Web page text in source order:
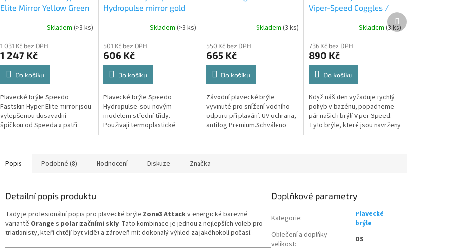
Elite Mirror Yellow Green
Skladem (>3 ks)
1 031 Kč bez DPH
1 247 Kč
Do košíku
Plavecké brýle Speedo
Fastskin Hyper Elite mirror jsou
vylepšenou dosavadní
špičkou od Speeda a patří
Hydropulse mirror gold
Skladem (>3 ks)
501 Kč bez DPH
606 Kč
Do košíku
Plavecké brýle Speedo
Hydropulse jsou novým
modelem střední třídy.
Používají termoplastické
Skladem(3 ks)
550 Kč bez DPH
665 Kč
Do košíku
Závodní plavecké brýle
vyvinuté pro snížení vodního
odporu při plavání. UV ochrana,
antifog Premium.Schváleno
Viper-Speed Goggles /
Mirror Lens / OS A
Skladem (3 ks)
736 Kč bez DPH
890 Kč
Do košíku
Když náš den vyžaduje rychlý
pohyb v bazénu, popadneme
pár našich brýlí Viper Speed.
Tyto brýle, které jsou navrženy
Další
produkt
Popis Podobné (8) Hodnocení Diskuze Značka
Detailní popis produktu
Tady je profesionální popis pro plavecké brýle Zone3 Attackv energické barevné
variantě Orange s polarizačními skly. Tato kombinace je jednou z nejlepších voleb pro
triatlonisty, kteří chtějí být vidět a zároveň mít dokonalý výhled za jakéhokoli počasí.
Doplňkové parametry
Kategorie:
Plavecké
brýle
Oblečení a doplňky -
velikost:
OS